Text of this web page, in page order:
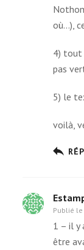
où…),
4) tout
pas
5) le
voilà,
Publié le
1 – il y
être